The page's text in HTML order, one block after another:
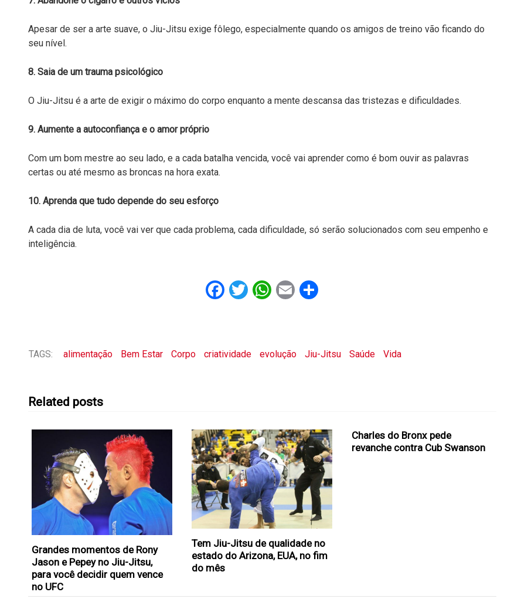
Apesar de ser a arte suave, o Jiu-Jitsu exige fôlego, especialmente quando os amigos de treino vão ficando do
seu nível.
8. Saia de um trauma psicológico
O Jiu-Jitsu é a arte de exigir o máximo do corpo enquanto a mente descansa das tristezas e dificuldades.
9. Aumente a autoconfiança e o amor próprio
Com um bom mestre ao seu lado, e a cada batalha vencida, você vai aprender como é bom ouvir as palavras
certas ou até mesmo as broncas na hora exata.
10. Aprenda que tudo depende do seu esforço
A cada dia de luta, você vai ver que cada problema, cada dificuldade, só serão solucionados com seu empenho e
inteligência.
Facebook
Twitter
WhatsApp
Email
TAGS: alimentação Bem Estar Corpo criatividade evolução Jiu-Jitsu Saúde Vida
Related posts
Grandes momentos de Rony
Jason e Pepey no Jiu-Jitsu,
para você decidir quem vence
no UFC
Tem Jiu-Jitsu de qualidade no
estado do Arizona, EUA, no fim
do mês
Charles do Bronx pede
revanche contra Cub Swanson